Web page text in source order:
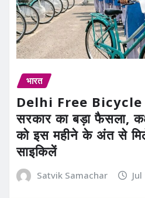
भारत
Delhi Free Bicycle
सरकार का बड़ा फैसला,
को इस महीने के अंत से
साइकिलें
Satvik Samachar